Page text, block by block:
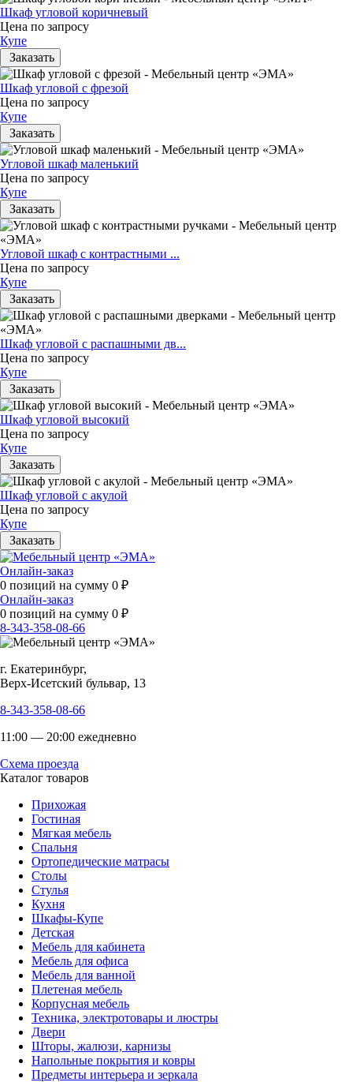
Шкаф угловой коричневый
Цена по запросу
Купе
Заказать
Шкаф угловой с фрезой
Цена по запросу
Купе
Заказать
Угловой шкаф маленький
Цена по запросу
Купе
Заказать
Угловой шкаф с контрастными ...
Цена по запросу
Купе
Заказать
Шкаф угловой с распашными дв...
Цена по запросу
Купе
Заказать
Шкаф угловой высокий
Цена по запросу
Купе
Заказать
Шкаф угловой с акулой
Цена по запросу
Купе
Заказать
Онлайн-заказ
0 позиций на сумму 0 ₽
Онлайн-заказ
0 позиций на сумму 0 ₽
8-343-358-08-66
г. Екатеринбург,
Верх-Исетский бульвар, 13
8-343-358-08-66
11:00 — 20:00 ежедневно
Схема проезда
Каталог товаров
Прихожая
Гостиная
Мягкая мебель
Спальня
Ортопедические матрасы
Столы
Стулья
Кухня
Шкафы-Купе
Детская
Мебель для кабинета
Мебель для офиса
Мебель для ванной
Плетеная мебель
Корпусная мебель
Техника, электротовары и люстры
Двери
Шторы, жалюзи, карнизы
Напольные покрытия и ковры
Предметы интерьера и зеркала